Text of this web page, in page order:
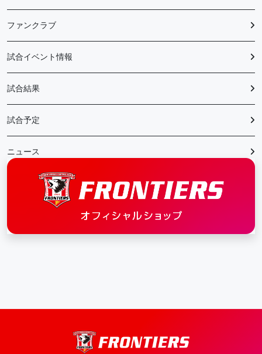
ファンクラブ
試合イベント情報
試合結果
試合予定
ニュース